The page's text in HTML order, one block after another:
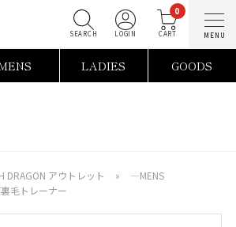
0
LADIES GOODS
DRAGON アウトレット »
―MENS
毛トレーナー